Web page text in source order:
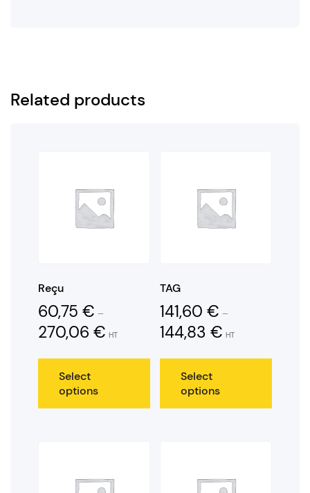
Related products
Reçu
60,75 € –
270,06 € HT
Select
options
TAG
141,60 € –
144,83 € HT
Select
options